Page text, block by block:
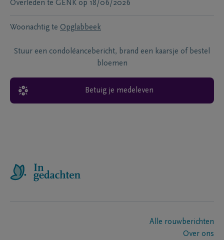
Overleden te GENK op 18/06/2026
Woonachtig te Opglabbeek
Stuur een condoléancebericht, brand een kaarsje of bestel
bloemen
Betuig je medeleven
Alle rouwberichten
Over ons